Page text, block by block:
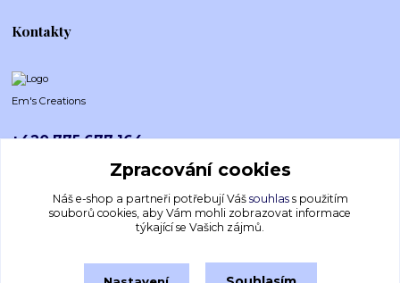
Kontakty
Em's Creations
+420 775 677 164
emscreations.cz@gmail.com
Zpracování cookies
Náš e-shop a partneři potřebují Váš souhlass použitím
souborů cookies, aby Vám mohli zobrazovat informace
týkající se Vašich zájmů.